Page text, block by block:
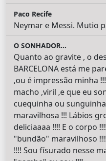
Paco Recife
Neymar e Messi. Mutio
O SONHADOR...
Quanto ao gravite , o
BARCELONA está me
,ou é impressão minha
macho ,viril ,e que eu
cuequinha ou sunguinha
maravilhosa !!! Lábios
deliciaaaa !!!! E o corpo
"bundão" maravilhoso
!!!! Sou físurado nesse